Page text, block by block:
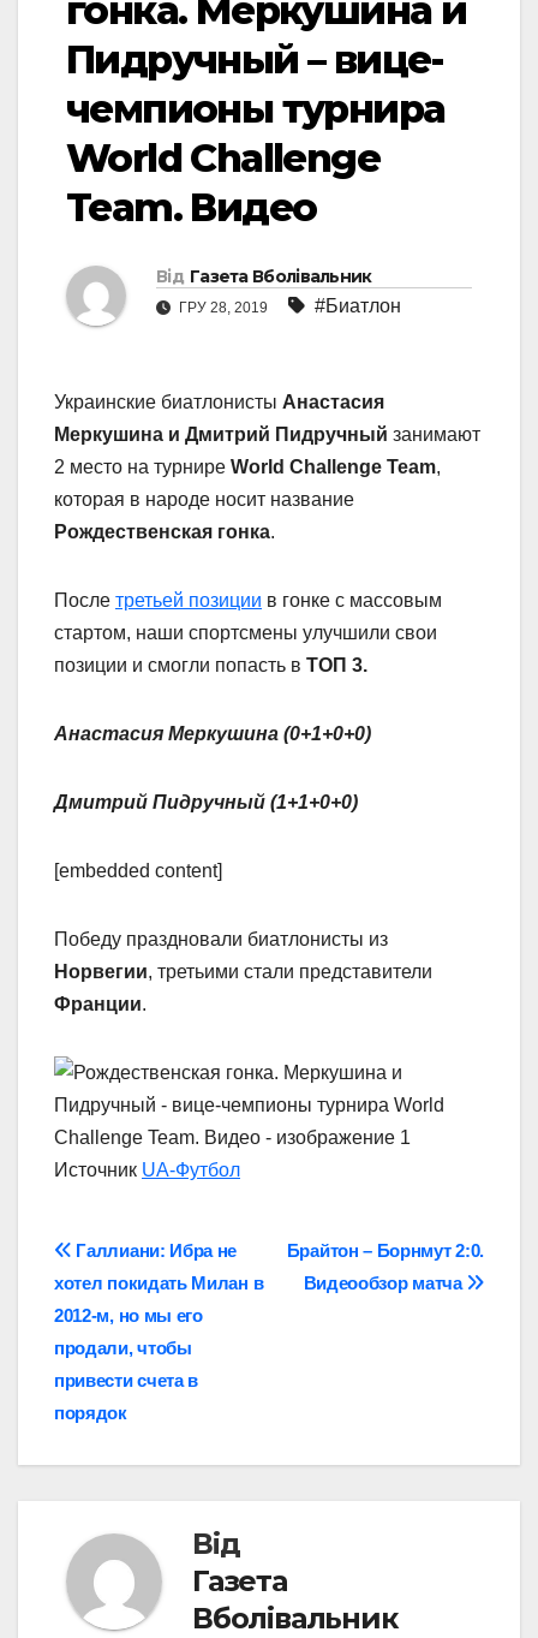
гонка. Меркушина и
Пидручный – вице-
чемпионы турнира
World Challenge
Team. Видео
Від Газета Вболівальник
ГРУ 28, 2019 #Биатлон
Украинские биатлонисты Анастасия
Меркушина и Дмитрий Пидручный занимают
2 место на турнире World Challenge Team,
которая в народе носит название
Рождественская гонка.
После третьей позиции в гонке с массовым
стартом, наши спортсмены улучшили свои
позиции и смогли попасть в ТОП 3.
Анастасия Меркушина (0+1+0+0)
Дмитрий Пидручный (1+1+0+0)
[embedded content]
Победу праздновали биатлонисты из
Норвегии, третьими стали представители
Франции.
Источник UA-Футбол
Навігація
записів
Брайтон – Борнмут 2:0.
Видеообзор матча
Галлиани: Ибра не
хотел покидать Милан в
2012-м, но мы его
продали, чтобы
привести счета в
порядок
Від
Газета
Вболівальник